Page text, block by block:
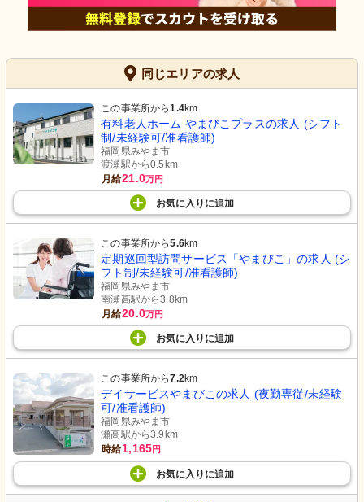
同じエリアの求人
この事業所から1.4km
有料老人ホーム やまびこプラスの求人 (シフト
制/未経験可/准看護師)
福岡県みやま市
渡瀬駅から0.5km
月給21.0万円
お気に入り に追加
この事業所から5.6km
定期巡回型訪問サービス「やまびこ」の求人 (シ
フト制/未経験可/准看護師)
福岡県みやま市
南瀬高駅から3.8km
月給20.0万円
お気に入り に追加
この事業所から7.2km
デイサービスやまびこの求人 (夜勤専従/未経験
可/准看護師)
福岡県みやま市
瀬高駅から3.9km
時給1,165円
お気に入り に追加